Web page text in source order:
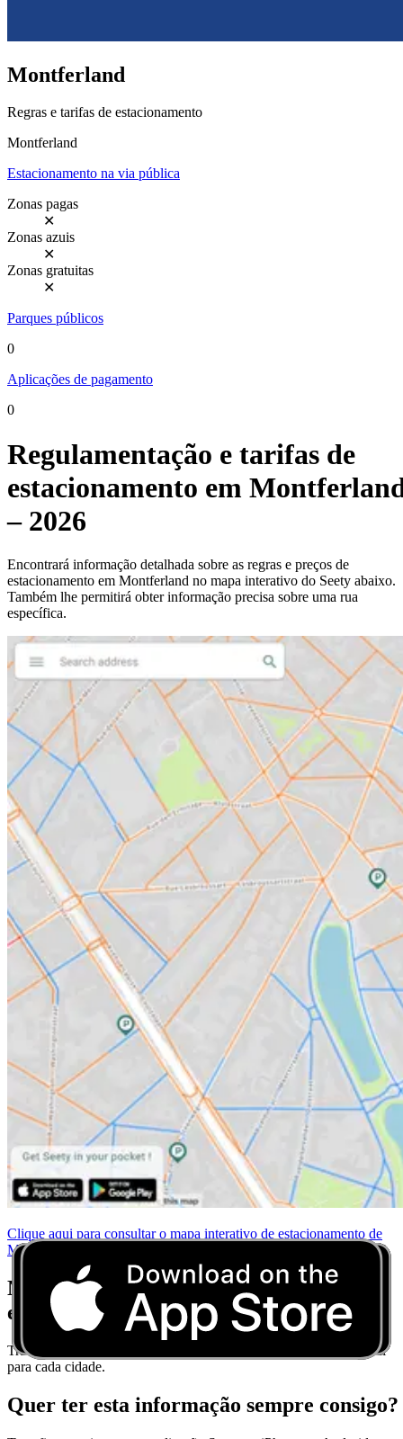
Montferland
Regras e tarifas de estacionamento
Montferland
Estacionamento na via pública
Zonas pagas
✕
Zonas azuis
✕
Zonas gratuitas
✕
Parques públicos
0
Aplicações de pagamento
0
Regulamentação e tarifas de
estacionamento em
– 2026
Encontrará informação detalhada sobre as regras e preços de
estacionamento em Montferland no mapa interativo do Seety abaixo.
Também lhe permitirá obter informação precisa sobre uma rua
específica.
Clique aqui para consultar o mapa interativo de estacionamento de
Montferland
Não se preocupe mais com as regras de
estacionamento
Transfira o Seety e obtenha dicas de estacionamento em tempo real
para cada cidade.
Quer ter esta informação sempre consigo?